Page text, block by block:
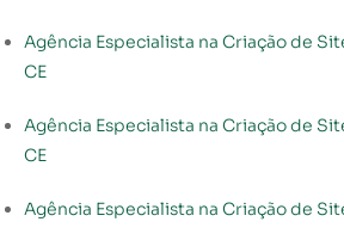
Agência Especialista na Criação de
CE
Agência Especialista na Criação de
CE
Agência Especialista na Criação de